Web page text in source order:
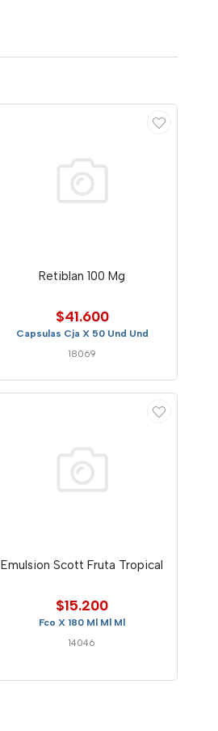
Retiblan 100 Mg
$41.600
Capsulas Cja X 50 Und Und
18069
Emulsion Scott Fruta Tropical
$15.200
Fco X 180 Ml Ml Ml
14046